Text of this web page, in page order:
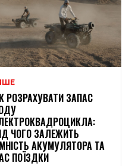
РОЗРАХУВАТИ ЗАПАС
ЧОГО ЗАЛЕЖИТЬ
АКУМУЛЯТОРА ТА
ПОЇЗДКИ